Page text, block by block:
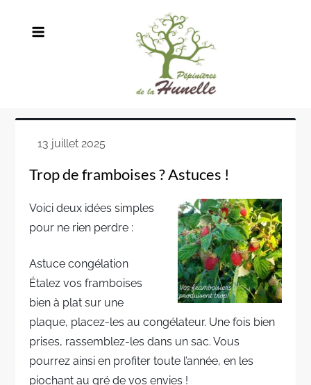
Trop de framboises ? Astuces !
Voici deux idées simples
pour ne rien perdre :
Astuce congélation
Étalez vos framboises
bien à plat sur une
plaque, placez-les au congélateur. Une fois bien
prises, rassemblez-les dans un sac. Vous
pourrez ainsi en profiter toute l’année, en les
piochant au gré de vos envies !